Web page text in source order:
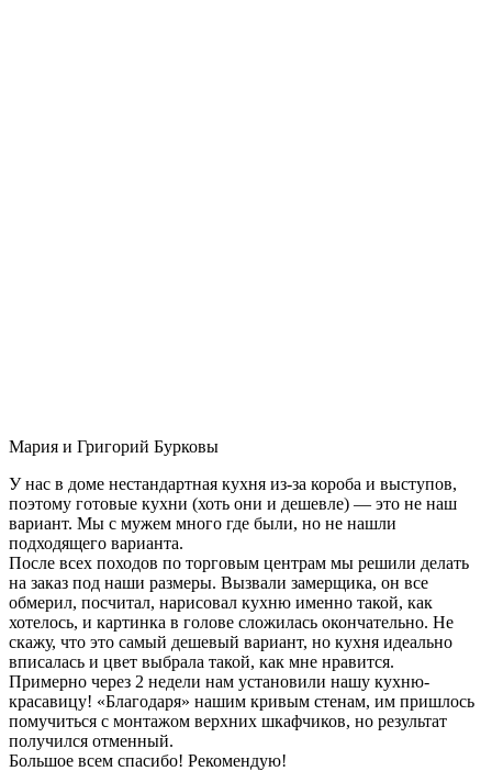
Мария и Григорий Бурковы
У нас в доме нестандартная кухня из-за короба и выступов,
поэтому готовые кухни (хоть они и дешевле) — это не наш
вариант. Мы с мужем много где были, но не нашли
подходящего варианта.
После всех походов по торговым центрам мы решили делать
на заказ под наши размеры. Вызвали замерщика, он все
обмерил, посчитал, нарисовал кухню именно такой, как
хотелось, и картинка в голове сложилась окончательно. Не
скажу, что это самый дешевый вариант, но кухня идеально
вписалась и цвет выбрала такой, как мне нравится.
Примерно через 2 недели нам установили нашу кухню-
красавицу! «Благодаря» нашим кривым стенам, им пришлось
помучиться с монтажом верхних шкафчиков, но результат
получился отменный.
Большое всем спасибо! Рекомендую!